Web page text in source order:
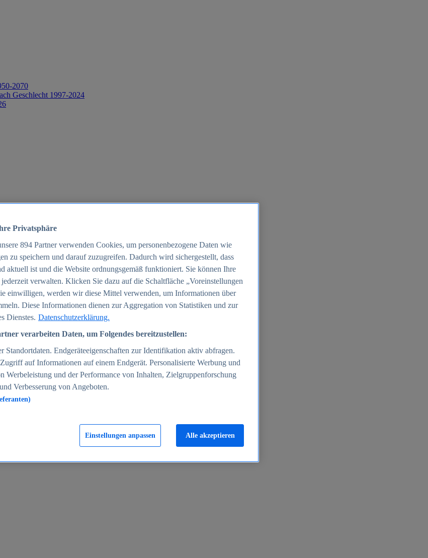
2070
Geschlecht 1997-2024
2005-2025
Privatsphäre
894 Partner verwenden Cookies, um personenbezogene Daten wie
zu speichern und darauf zuzugreifen. Dadurch wird sichergestellt, dass
aktuell ist und die Website ordnungsgemäß funktioniert. Sie können Ihre
verwalten. Klicken Sie dazu auf die Schaltfläche „Voreinstellungen
einwilligen, werden wir diese Mittel verwenden, um Informationen über
Diese Informationen dienen zur Aggregation von Statistiken und zur
Dienstes. Datenschutzerklärung.
verarbeiten Daten, um Folgendes bereitzustellen:
Standortdaten. Endgeräteeigenschaften zur Identifikation aktiv abfragen.
auf Informationen auf einem Endgerät. Personalisierte Werbung und
Werbeleistung und der Performance von Inhalten, Zielgruppenforschung
Verbesserung von Angeboten.
Einstellungen anpassen Alle akzeptieren